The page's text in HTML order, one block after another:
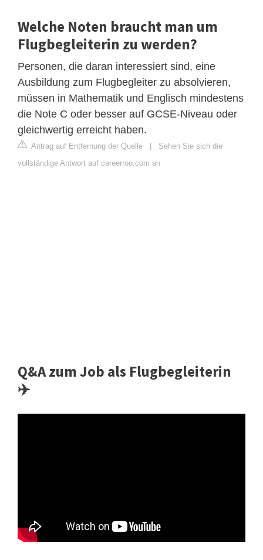
Welche Noten braucht man um
Flugbegleiterin zu werden?
Personen, die daran interessiert sind, eine
Ausbildung zum Flugbegleiter zu absolvieren,
müssen in Mathematik und Englisch mindestens
die Note C oder besser auf GCSE-Niveau oder
gleichwertig erreicht haben.
Antrag auf Entfernung der Quelle
Sehen Sie sich die
vollständige Antwort auf careerroo.com an
Q&A zum Job als Flugbegleiterin
✈️